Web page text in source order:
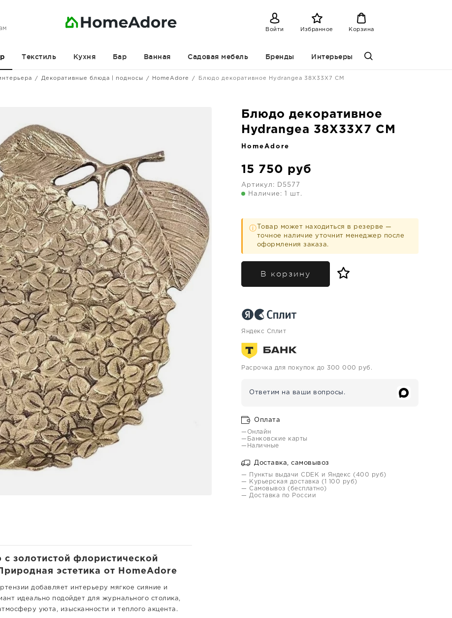
Войти Избранное Корзина
Текстиль Кухня Бар Ванная Садовая мебель Бренды Интерьеры
Декоративные блюда | подносы HomeAdore Блюдо декоративное Hydrangea 38X33X7 CM
Блюдо декоративное
Hydrangea 38X33X7 CM
HomeAdore
15 750 руб
Артикул:
D5577
Наличие: 1 шт.
ⓘ Товар может находиться в резерве —
точное наличие уточнит менеджер после
оформления заказа.
В корзину
Яндекс Сплит
Расрочка для покупок до 300 000 руб.
Ответим на ваши вопросы.
Оплата
—Онлайн
—Банковские карты
—Наличные
Доставка, самовывоз
— Пункты выдачи CDEK и Яндекс (400 руб)
— Курьерская доставка (1 100 руб)
— Самовывоз (бесплатно)
— Доставка по России
золотистой флористической
эстетика от HomeAdore
добавляет интерьеру мягкое сияние и
идеально подойдет для журнального столика,
уюта, изысканности и теплого акцента.